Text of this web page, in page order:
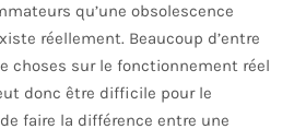
qu’une obsolescence
réellement. Beaucoup d’entre
choses sur le fonctionnement réel
donc être difficile pour le
faire la différence entre une